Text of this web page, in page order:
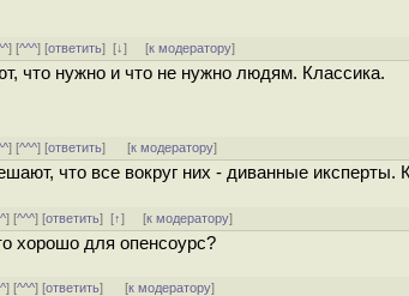
] [^^^] [ответить][↓] [к модератору]
что нужно и что не нужно людям. Классика.
] [^^^] [ответить] [к модератору]
что все вокруг них - диванные иксперты.
] [^^^] [ответить][↑] [к модератору]
хорошо для опенсоурс?
] [^^^] [ответить] [к модератору]